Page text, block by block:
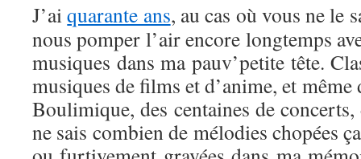
J’aiquarante ans, au cas où vous ne le
nous pomper l’air encore longtemps
musiques dans ma pauv’petite tête.
musiques de films et d’anime, et
Boulimique, des centaines de
ne sais combien de mélodies chopées